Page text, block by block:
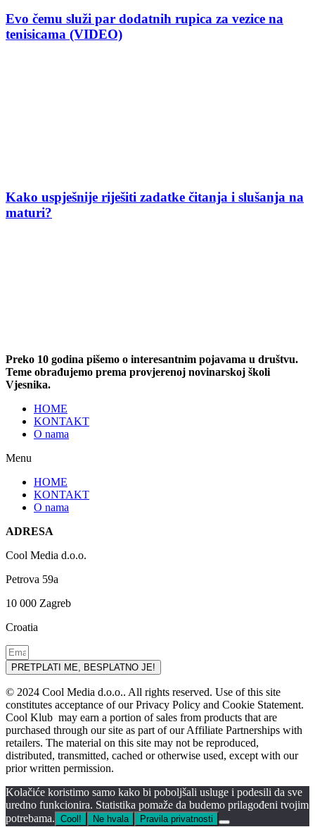
Evo čemu služi par dodatnih rupica za vezice na
tenisicama (VIDEO)
Kako uspješnije riješiti zadatke čitanja i slušanja na
maturi?
Preko 10 godina pišemo o interesantnim pojavama u društvu.
Teme obrađujemo prema provjerenoj novinarskoj školi
Vjesnika.
HOME
KONTAKT
O nama
Menu
HOME
KONTAKT
O nama
ADRESA
Cool Media d.o.o.
Petrova 59a
10 000 Zagreb
Croatia
PRETPLATI ME, BESPLATNO JE!
© 2024 Cool Media d.o.o.. All rights reserved. Use of this site
constitutes acceptance of our Privacy Policy and Cookie Statement.
Cool Klub may earn a portion of sales from products that are
purchased through our site as part of our Affiliate Partnerships with
retailers. The material on this site may not be reproduced,
distributed, transmitted, cached or otherwise used, except with our
prior written permission.
Kolačiće koristimo samo kako bi poboljšali usluge i podesili da sve
uredno funkcionira. Statistika pomaže da budemo prilagođeni tvojim
potrebama. Cool! Ne hvala Pravila privatnosti